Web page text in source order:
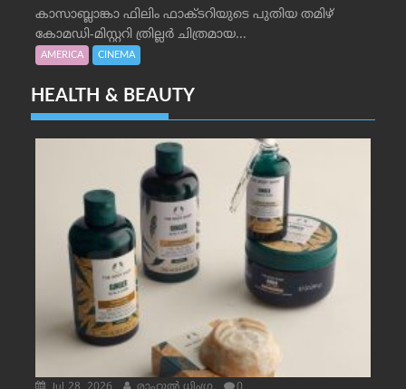
കാസാബ്ലാങ്കാ ഫിലിം ഫാക്ടറിയുടെ പുതിയ തമിഴ്
കോമഡി-മിസ്റ്ററി ത്രില്ലർ ചിത്രമായ...
AMERICA CINEMA
HEALTH & BEAUTY